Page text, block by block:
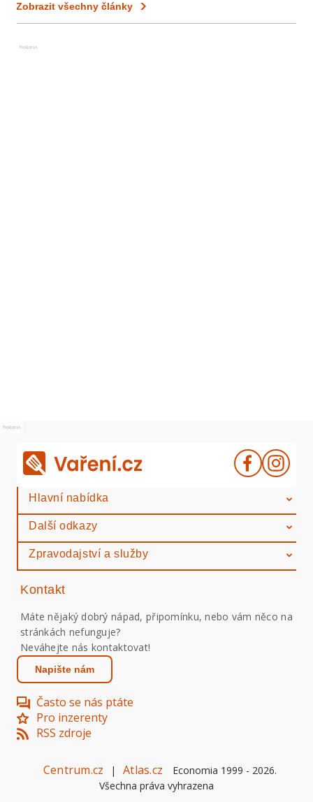
Zobrazit všechny články
Reklama
Reklama
Hlavní nabídka
Další odkazy
Zpravodajství a služby
Kontakt
Máte nějaký dobrý nápad, připomínku, nebo vám něco na
stránkách nefunguje?
Neváhejte nás kontaktovat!
Napište nám
Často se nás ptáte
Pro inzerenty
RSS zdroje
Centrum.cz | Atlas.cz Economia 1999 - 2026.
Všechna práva vyhrazena